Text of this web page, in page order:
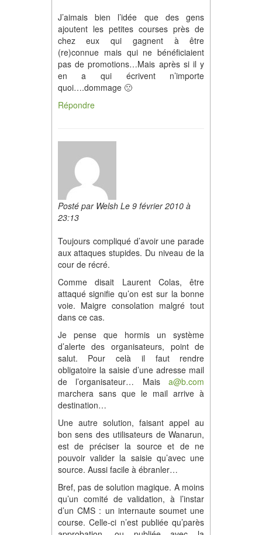
J’aimais bien l’idée que des gens
ajoutent les petites courses près de
chez eux qui gagnent à être
(re)connue mais qui ne bénéficiaient
pas de promotions…Mais après si il y
en a qui écrivent n’importe
quoi….dommage 🙁
Répondre
Posté par Welsh Le 9 février 2010 à
23:13
Toujours compliqué d’avoir une parade
aux attaques stupides. Du niveau de la
cour de récré.
Comme disait Laurent Colas, être
attaqué signifie qu’on est sur la bonne
voie. Maigre consolation malgré tout
dans ce cas.
Je pense que hormis un système
d’alerte des organisateurs, point de
salut. Pour celà il faut rendre
obligatoire la saisie d’une adresse mail
de l’organisateur… Maisa@b.com
marchera sans que le mail arrive à
destination…
Une autre solution, faisant appel au
bon sens des utilisateurs de Wanarun,
est de préciser la source et de ne
pouvoir valider la saisie qu’avec une
source. Aussi facile à ébranler…
Bref, pas de solution magique. A moins
qu’un comité de validation, à l’instar
d’un CMS : un internaute soumet une
course. Celle-ci n’est publiée qu’parès